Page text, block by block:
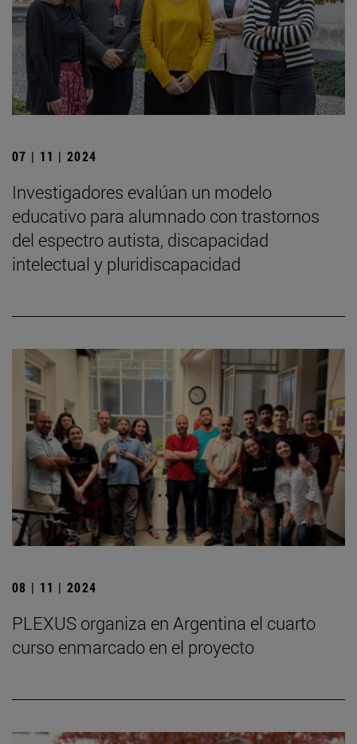
07 | 11 | 2024
Investigadores evalúan un modelo
educativo para alumnado con trastornos
del espectro autista, discapacidad
intelectual y pluridiscapacidad
08 | 11 | 2024
PLEXUS organiza en Argentina el cuarto
curso enmarcado en el proyecto